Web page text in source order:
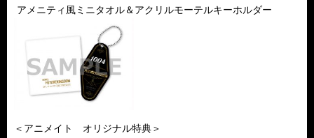
アメニティ風ミニタオル＆アクリルモーテルキーホルダー
＜アニメイト オリジナル特典＞